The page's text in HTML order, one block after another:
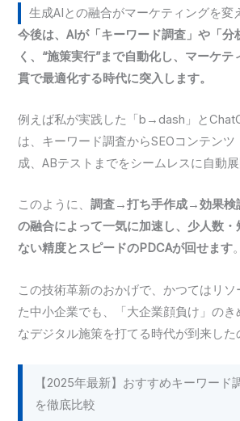
生成AIとの融合がマーケティングを変
今後は、AIが「キーワード調査」や「分
く、“施策実行”まで自動化し、マーケ
貫で最適化する時代に突入します。
例えば私が実践した「b→dash」と
は、キーワード調査からSEOコンテンツ
成、ABテストまでをシームレスに自動展
このように、調査→打ち手作成→効果検
の融合によって一気に加速し、少人数
ない精度とスピードのPDCAが回せます。
この技術革新のおかげで、かつてはリソ
た中小企業でも、「大企業顔負け」の
なデジタル施策を打てる時代が到来した
【2025年最新】おすすめキーワード
を徹底比較